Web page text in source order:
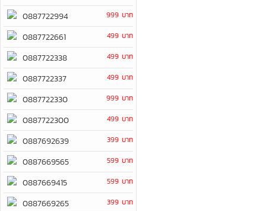
0887722994
999 บาท
0887722661 499 บาท
0887722338 499 บาท
0887722337 499 บาท
0887722330 999 บาท
0887722300 499 บาท
0887692639 399 บาท
0887669565 599 บาท
0887669415 599 บาท
0887669265 399 บาท